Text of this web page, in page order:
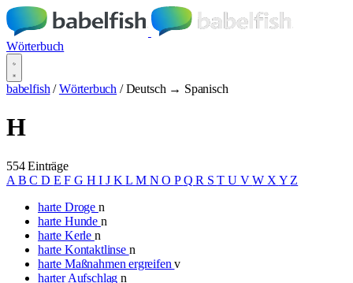
Wörterbuch
babelfish / Wörterbuch / Deutsch → Spanisch
H
554 Einträge
A BC D EF G HI J KL M NO PQR STU VW X Y Z
harte Droge n
harte Hunde n
harte Kerle n
harte Kontaktlinse n
harte Maßnahmen ergreifenv
harter Aufschlagn